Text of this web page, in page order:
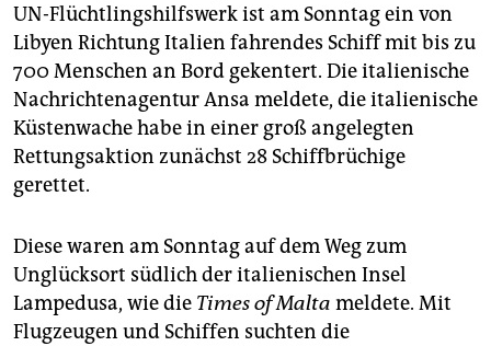
unterstützen
abo
genossenschaft
epaper login
UN-Flüchtlingshilfswerk ist am Sonntag ein von
Libyen Richtung Italien fahrendes Schiff mit bis zu
700 Menschen an Bord gekentert. Die italienische
Nachrichtenagentur Ansa meldete, die italienische
Küstenwache habe in einer groß angelegten
Rettungsaktion zunächst 28 Schiffbrüchige
gerettet.
Diese waren am Sonntag auf dem Weg zum
Unglücksort südlich der italienischen Insel
Lampedusa, wie die Times of Malta meldete. Mit
Flugzeugen und Schiffen suchten die